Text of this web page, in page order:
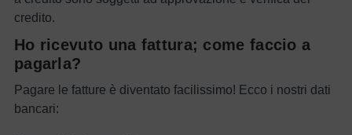
credito.
Ho ricevuto una fattura; come faccio a
pagarla?
Pagare le fatture è diventato facilissimo! Ecco i nostri dati
bancari: